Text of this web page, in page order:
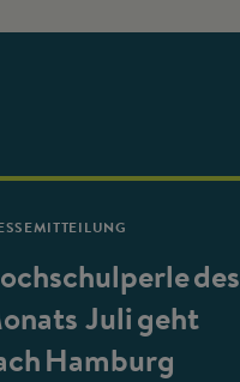
des
Juli geht
Hamburg